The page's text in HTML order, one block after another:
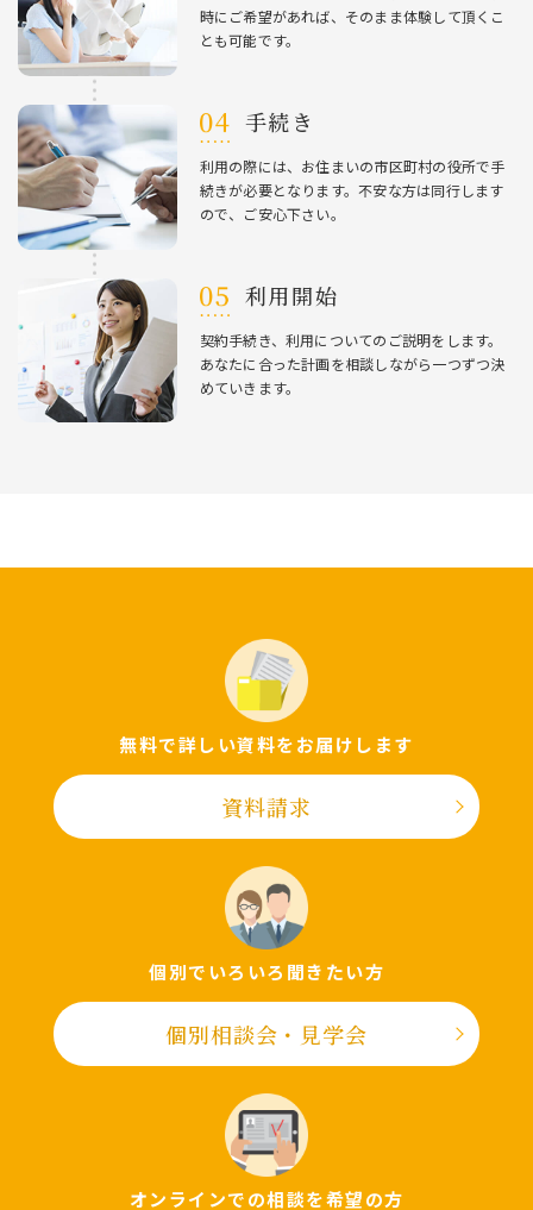
時にご希望があれば、そのまま体験して頂くこ
とも可能です。
⼿続き
利⽤の際には、お住まいの市区町村の役所で⼿
続きが必要となります。不安な⽅は同⾏します
ので、ご安⼼下さい。
利⽤開始
契約⼿続き、利⽤についてのご説明をします。
あなたに合った計画を相談しながら⼀つずつ決
めていきます。
無料で詳しい資料をお届けします
資料請求
個別でいろいろ聞きたい⽅
個別相談会・⾒学会
オンラインでの相談を希望の⽅